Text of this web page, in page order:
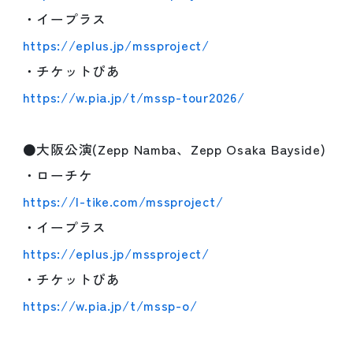
・イープラス
https://eplus.jp/mssproject/
・チケットぴあ
https://w.pia.jp/t/mssp-tour2026/
●大阪公演(Zepp Namba、Zepp Osaka Bayside)
・ローチケ
https://l-tike.com/mssproject/
・イープラス
https://eplus.jp/mssproject/
・チケットぴあ
https://w.pia.jp/t/mssp-o/